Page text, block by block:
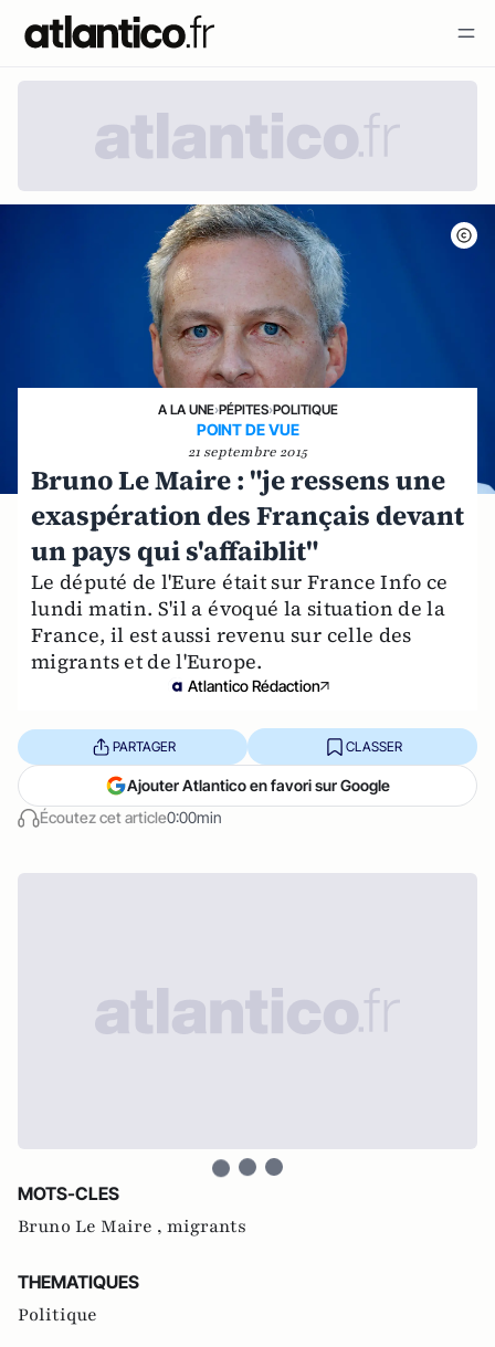
A LA UNE›PÉPITES›POLITIQUE
POINT DE VUE
21 septembre 2015
Bruno Le Maire : "je ressens une
exaspération des Français devant
un pays qui s'affaiblit"
Le député de l'Eure était sur France Info ce
lundi matin. S'il a évoqué la situation de la
France, il est aussi revenu sur celle des
migrants et de l'Europe.
Atlantico Rédaction
Écoutez cet article0:00min
PARTAGER CLASSER
Ajouter Atlantico en favori sur Google
MOTS-CLES
Bruno Le Maire , migrants
THEMATIQUES
Politique